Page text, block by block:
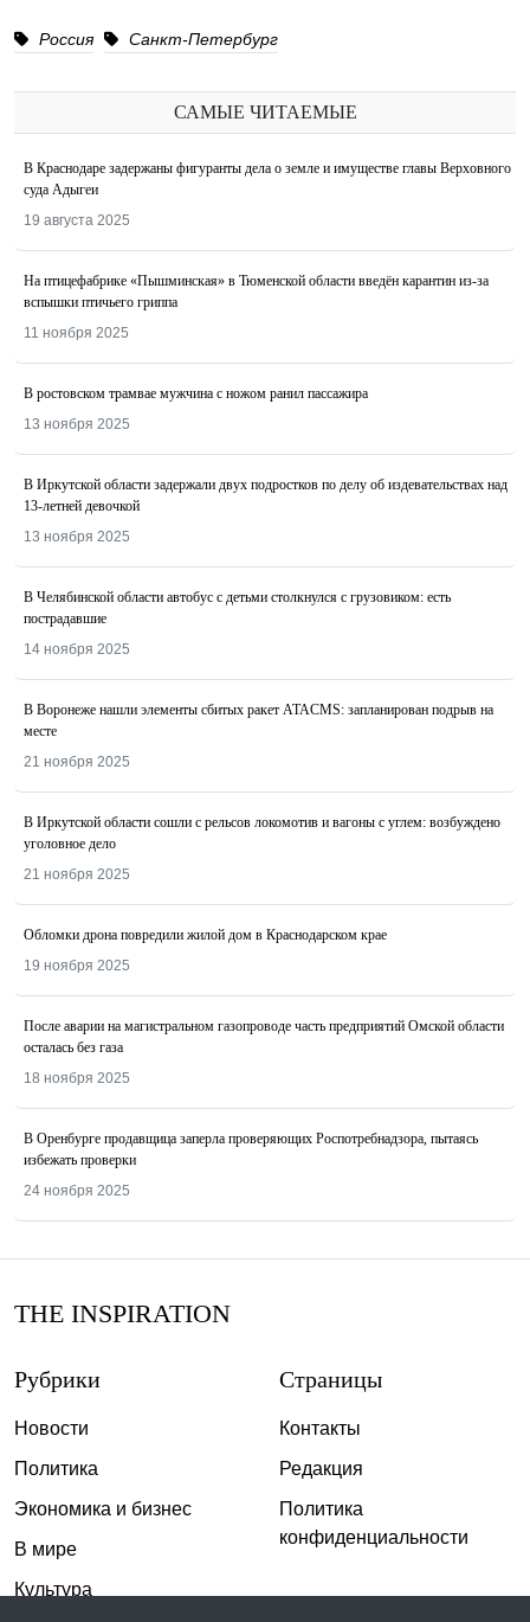
Россия Санкт-Петербург
САМЫЕ ЧИТАЕМЫЕ
В Краснодаре задержаны фигуранты дела о земле и имуществе главы Верховного
суда Адыгеи
19 августа 2025
На птицефабрике «Пышминская» в Тюменской области введён карантин из-за
вспышки птичьего гриппа
11 ноября 2025
В ростовском трамвае мужчина с ножом ранил пассажира
13 ноября 2025
В Иркутской области задержали двух подростков по делу об издевательствах над
13-летней девочкой
13 ноября 2025
В Челябинской области автобус с детьми столкнулся с грузовиком: есть
пострадавшие
14 ноября 2025
В Воронеже нашли элементы сбитых ракет ATACMS: запланирован подрыв на
месте
21 ноября 2025
В Иркутской области сошли с рельсов локомотив и вагоны с углем: возбуждено
уголовное дело
21 ноября 2025
Обломки дрона повредили жилой дом в Краснодарском крае
19 ноября 2025
После аварии на магистральном газопроводе часть предприятий Омской области
осталась без газа
18 ноября 2025
В Оренбурге продавщица заперла проверяющих Роспотребнадзора, пытаясь
избежать проверки
24 ноября 2025
THE INSPIRATION
Рубрики
Новости
Политика
Экономика и бизнес
В мире
Культура
Страницы
Контакты
Редакция
Политика
конфиденциальности